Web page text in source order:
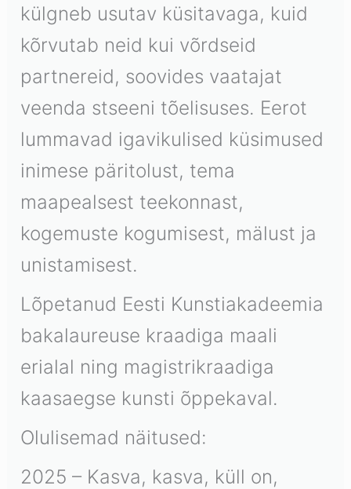
külgneb usutav küsitavaga, kuid
kõrvutab neid kui võrdseid
partnereid, soovides vaatajat
veenda stseeni tõelisuses. Eerot
lummavad igavikulised küsimused
inimese päritolust, tema
maapealsest teekonnast,
kogemuste kogumisest, mälust ja
unistamisest.
Lõpetanud Eesti Kunstiakadeemia
bakalaureuse kraadiga maali
erialal ning magistrikraadiga
kaasaegse kunsti õppekaval.
Olulisemad näitused:
2025 – Kasva, kasva, küll on,